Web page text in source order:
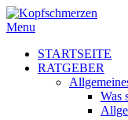
Menu
STARTSEITE
RATGEBER
Was